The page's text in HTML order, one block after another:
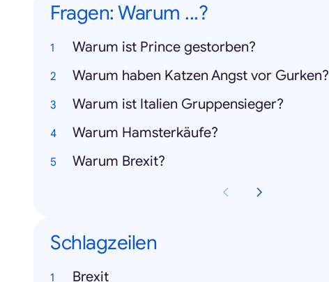
Fragen: Warum ...?
Warum ist Prince gestorben?
Warum haben Katzen Angst vor Gurken?
Warum ist Italien Gruppensieger?
Warum Hamsterkäufe?
Warum Brexit?
Schlagzeilen
Brexit